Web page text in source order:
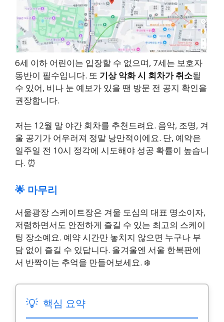
6세 이하 어린이는 입장할 수 없으며, 7세는 보호자
동반이 필수입니다. 또 기상 악화 시 회차가 취소될
수 있어, 비나 눈 예보가 있을 땐 방문 전 공지 확인을
권장합니다.
저는 12월 말 야간 회차를 추천드려요. 음악, 조명, 겨
울 공기가 어우러져 정말 낭만적이에요. 단, 예약은
일주일 전 10시 정각에 시도해야 성공 확률이 높습니
다. ⏰
🌟 마무리
서울광장 스케이트장은 겨울 도심의 대표 명소이자,
저렴하면서도 안전하게 즐길 수 있는 최고의 스케이
팅 장소예요. 예약 시간만 놓치지 않으면 누구나 부
담 없이 즐길 수 있답니다. 올겨울엔 서울 한복판에
서 반짝이는 추억을 만들어보세요. ❄️
💡 핵심 요약